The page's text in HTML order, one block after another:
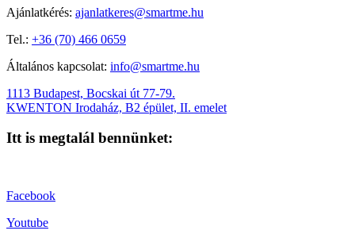
Ajánlatkérés: ajanlatkeres@smartme.hu
Tel.: +36 (70) 466 0659
Általános kapcsolat: info@smartme.hu
1113 Budapest, Bocskai út 77-79.
KWENTON Irodaház, B2 épület, II. emelet
Itt is megtalál bennünket:
Facebook
Youtube